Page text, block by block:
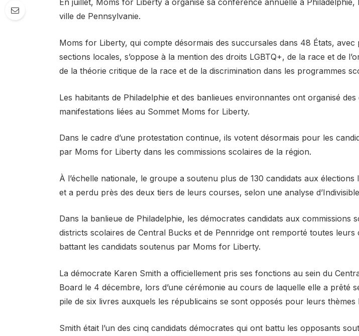
En juillet, Moms for Liberty a organisé sa conférence annuelle à Philadelphie,
ville de Pennsylvanie.
Moms for Liberty, qui compte désormais des succursales dans 48 États, avec
sections locales, s’oppose à la mention des droits LGBTQ+, de la race et de
de la théorie critique de la race et de la discrimination dans les programmes
Les habitants de Philadelphie et des banlieues environnantes ont organisé
manifestations liées au Sommet Moms for Liberty.
Dans le cadre d’une protestation continue, ils votent désormais pour les
par Moms for Liberty dans les commissions scolaires de la région.
À l’échelle nationale, le groupe a soutenu plus de 130 candidats aux élections
et a perdu près des deux tiers de leurs courses, selon une analyse
Dans la banlieue de Philadelphie, les démocrates candidats aux commissions
districts scolaires de Central Bucks et de Pennridge ont remporté toutes leurs
battant les candidats soutenus par Moms for Liberty.
La démocrate Karen Smith a officiellement pris ses fonctions au sein du
Board le 4 décembre, lors d’une cérémonie au cours de laquelle elle a prêté
pile de six livres auxquels les républicains se sont opposés pour leurs thèmes
Smith était l’un des cinq candidats démocrates qui ont battu les opposants